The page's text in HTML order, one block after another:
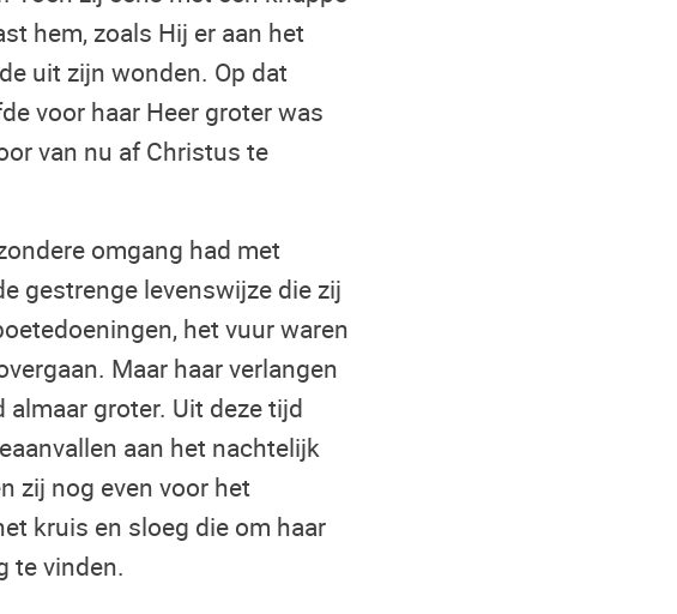
hem, zoals Hij er aan het
uit zijn wonden. Op dat
voor haar Heer groter was
van nu af Christus te
omgang had met
gestrenge levenswijze die zij
het vuur waren
Maar haar verlangen
groter. Uit deze tijd
aan het nachtelijk
zij nog even voor het
kruis en sloeg die om haar
te vinden.